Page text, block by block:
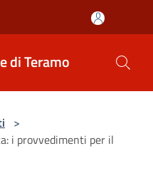
di Teramo
>
i provvedimenti per il